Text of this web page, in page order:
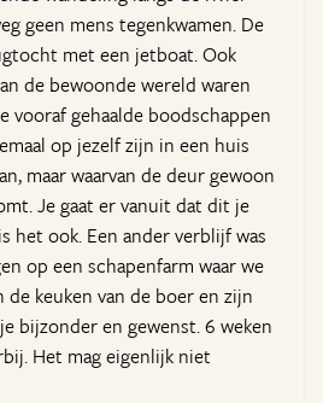
geen mens tegenkwamen. De
met een jetboat. Ook
de bewoonde wereld waren
vooraf gehaalde boodschappen
op jezelf zijn in een huis
maar waarvan de deur gewoon
Je gaat er vanuit dat dit je
het ook. Een ander verblijf was
op een schapenfarm waar we
keuken van de boer en zijn
bijzonder en gewenst. 6 weken
Het mag eigenlijk niet